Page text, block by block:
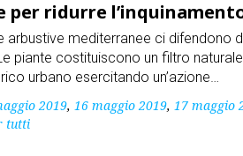
per ridurre
arbustive mediterranee ci difendono
piante costituiscono un filtro
urbano esercitando un’azione…
2019, 16 maggio 2019, 17 maggio
tutti